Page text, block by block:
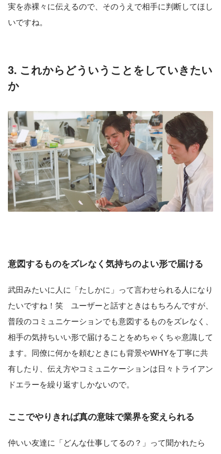
実を赤裸々に伝えるので、そのうえで相手に判断してほし
いですね。
3. これからどういうことをしていきたい
か
意図するものをズレなく気持ちのよい形で届ける
武田みたいに人に「たしかに」って言わせられる人になり
たいですね！笑　ユーザーと話すときはもちろんですが、
普段のコミュニケーションでも意図するものをズレなく、
相手の気持ちいい形で届けることをめちゃくちゃ意識して
ます。同僚に何かを頼むときにも背景やWHYを丁寧に共
有したり、伝え方やコミュニケーションは日々トライアン
ドエラーを繰り返すしかないので。
ここでやりきれば真の意味で業界を変えられる
仲いい友達に「どんな仕事してるの？」って聞かれたら